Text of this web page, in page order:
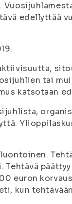
edellyttää
tai
katsotaan
Tehtävä
euron
kun